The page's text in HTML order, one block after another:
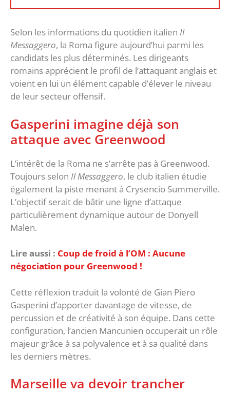
‎Selon les informations du quotidien italien Il
Messaggero, la Roma figure aujourd’hui parmi les
candidats les plus déterminés. Les dirigeants
romains apprécient le profil de l’attaquant anglais et
voient en lui un élément capable d’élever le niveau
de leur secteur offensif.
‎Gasperini imagine déjà son
attaque avec Greenwood
‎L’intérêt de la Roma ne s’arrête pas à Greenwood.
Toujours selon Il Messaggero, le club italien étudie
également la piste menant à Crysencio Summerville.
L’objectif serait de bâtir une ligne d’attaque
particulièrement dynamique autour de Donyell
Malen.
Lire aussi : Coup de froid à l’OM : Aucune
négociation pour Greenwood !
‎Cette réflexion traduit la volonté de Gian Piero
Gasperini d’apporter davantage de vitesse, de
percussion et de créativité à son équipe. Dans cette
configuration, l’ancien Mancunien occuperait un rôle
majeur grâce à sa polyvalence et à sa qualité dans
les derniers mètres.
‎Marseille va devoir trancher